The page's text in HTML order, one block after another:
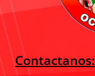
Contactanos: